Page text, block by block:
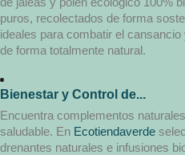
puros, recolectados de forma
ideales para combatir el
de forma totalmente natural.
Bienestar y Control de...
Encuentra complementos
saludable. En Ecotiendaverde
drenantes naturales e infusiones